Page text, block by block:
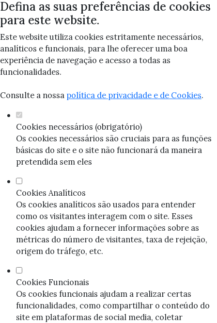
Defina as suas preferências de cookies
para este website.
Este website utiliza cookies estritamente necessários,
analíticos e funcionais, para lhe oferecer uma boa
experiência de navegação e acesso a todas as
funcionalidades.
Consulte a nossa política de privacidade e de Cookies.
Cookies necessários (obrigatório)
Os cookies necessários são cruciais para as funções
básicas do site e o site não funcionará da maneira
pretendida sem eles
Cookies Analíticos
Os cookies analíticos são usados para entender
como os visitantes interagem com o site. Esses
cookies ajudam a fornecer informações sobre as
métricas do número de visitantes, taxa de rejeição,
origem do tráfego, etc.
Cookies Funcionais
Os cookies funcionais ajudam a realizar certas
funcionalidades, como compartilhar o conteúdo do
site em plataformas de social media, coletar